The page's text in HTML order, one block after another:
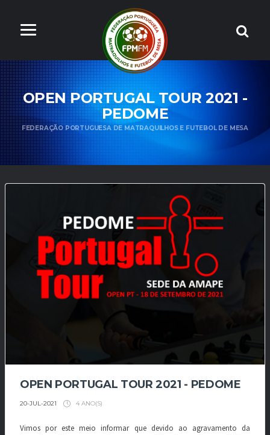
OPEN PORTUGAL TOUR 2021 -
PEDOME
FEDERAÇÃO PORTUGUESA DE MATRAQUILHOS E FUTEBOL DE MESA
OPEN PORTUGAL TOUR 2021 - PEDOME
20-JUL-2021 4 ANO(S)
Vimos por este meio informar que devido ao agravamento da